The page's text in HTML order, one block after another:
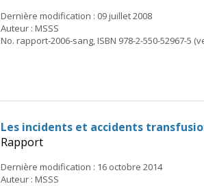
Dernière modification : 09 juillet 2008
Auteur : MSSS
No. rapport-2006-sang, ISBN 978-2-550-52967-5
Les incidents et accidents
Rapport
Dernière modification : 16 octobre 2014
Auteur : MSSS